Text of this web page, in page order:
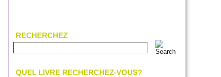
RECHERCHEZ
QUEL LIVRE RECHERCHEZ-VOUS?